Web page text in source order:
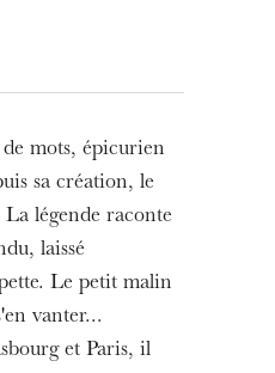
mots, épicurien
sa création, le
légende raconte
laissé
Le petit malin
vanter...
et Paris, il